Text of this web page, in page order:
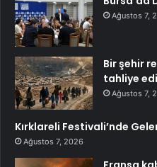
Ağustos 7,
Bir şehir
tahliye
Ağustos 7,
Kırklareli Festivali’nde
Ağustos 7, 2026